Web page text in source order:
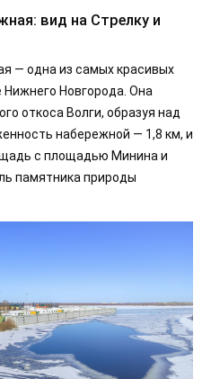
вид на Стрелку и
— одна из самых красивых
Новгорода. Она
откоса Волги, образуя над
набережной — 1,8 км, и
с площадью Минина и
памятника природы